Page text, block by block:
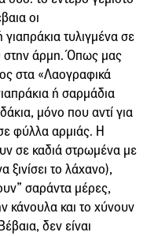
οι
τυλιγμένα σε
στην άρμη. Όπως μας
στα «Λαογραφικά
ή σαρμάδια
μόνο που αντί για
φύλλα αρμιάς. Η
σε καδιά στρωμένα με
ξινίσει το λάχανο),
σαράντα μέρες,
κάνουλα και το χύνουν
δεν είναι